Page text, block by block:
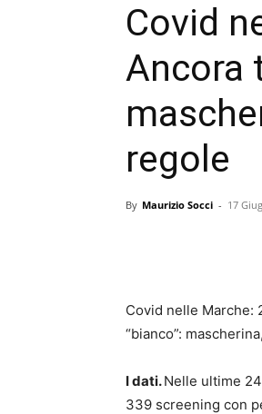
Covid
Ancora
regole
By Maurizio Socci - 17
Covid nelle Marche:
“bianco”:
I dati.Nelle ultime
339 screening con